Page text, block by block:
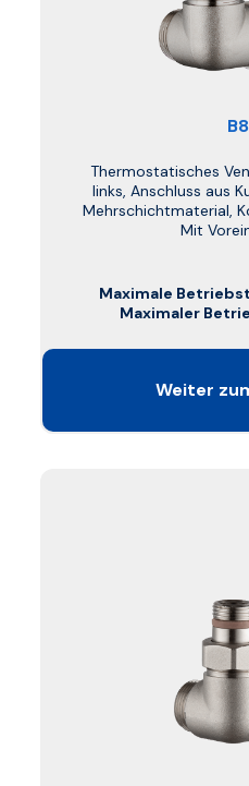
Thermostatisches
links, Anschluss aus
Mehrschichtmaterial,
Mit
Maximale
Maximaler
Weiter